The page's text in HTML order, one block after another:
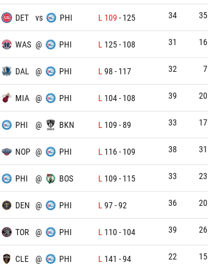
DET vs PHI L 109 - 125 34 35
WAS @ PHI L 125- 108 31 16
DAL @ PHI L 98 - 117 32 7
MIA @ PHI L 104- 108 39 20
PHI @ BKN L 109 -89 33 17
NOP @ PHI L 116- 109 38 31
PHI @ BOS L 109 - 115 33 23
DEN @ PHI L 97-92 36 20
TOR @ PHI L 110- 104 39 26
CLE @ PHI L 141 -94 22 15